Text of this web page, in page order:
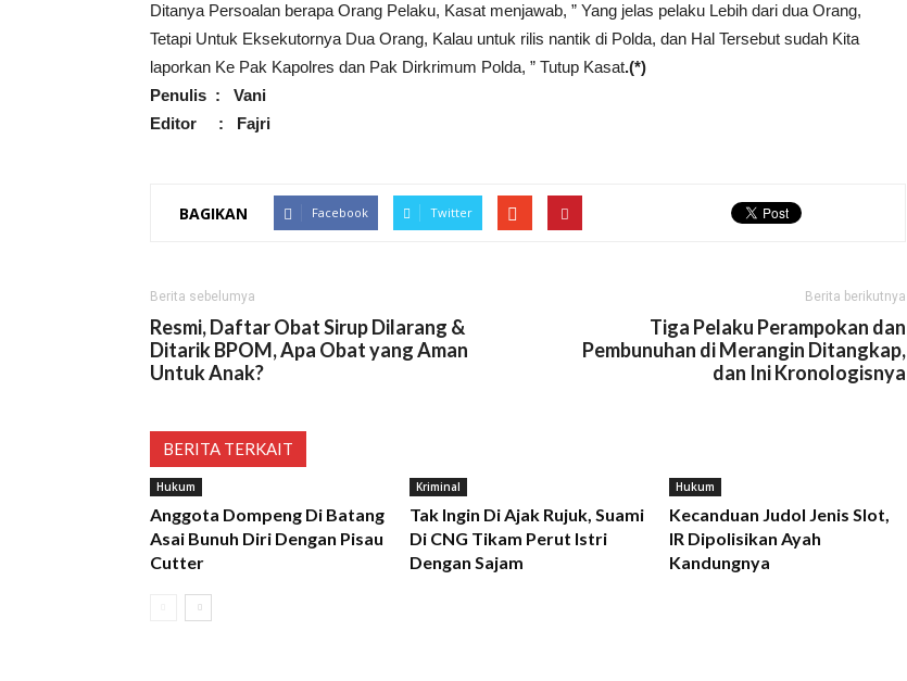
Ditanya Persoalan berapa Orang Pelaku, Kasat menjawab, ” Yang jelas pelaku Lebih dari dua Orang,
Tetapi Untuk Eksekutornya Dua Orang, Kalau untuk rilis nantik di Polda, dan Hal Tersebut sudah Kita
laporkan Ke Pak Kapolres dan Pak Dirkrimum Polda, ” Tutup Kasat.(*)
Penulis : Vani
Editor : Fajri
BAGIKAN Facebook Twitter
Berita sebelumya
Resmi, Daftar Obat Sirup Dilarang &
Ditarik BPOM, Apa Obat yang Aman
Untuk Anak?
Berita berikutnya
Tiga Pelaku Perampokan dan
Pembunuhan di Merangin Ditangkap,
dan Ini Kronologisnya
BERITA TERKAIT
Hukum
Anggota Dompeng Di Batang
Asai Bunuh Diri Dengan Pisau
Cutter
Kriminal
Tak Ingin Di Ajak Rujuk, Suami
Di CNG Tikam Perut Istri
Dengan Sajam
Hukum
Kecanduan Judol Jenis Slot,
IR Dipolisikan Ayah
Kandungnya